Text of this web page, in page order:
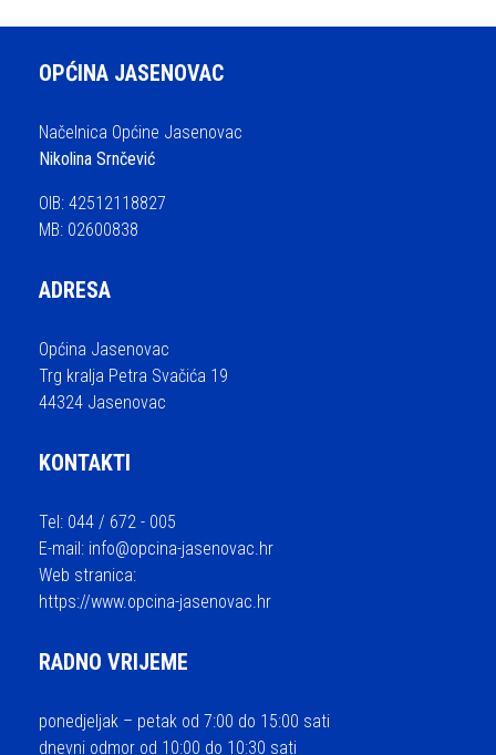
OPĆINA JASENOVAC
Načelnica Općine Jasenovac
Nikolina Srnčević
OIB: 42512118827
MB: 02600838
ADRESA
Općina Jasenovac
Trg kralja Petra Svačića 19
44324 Jasenovac
KONTAKTI
Tel: 044 / 672 - 005
E-mail: info@opcina-jasenovac.hr
Web stranica:
https://www.opcina-jasenovac.hr
RADNO VRIJEME
ponedjeljak – petak od 7:00 do 15:00 sati
dnevni odmor od 10:00 do 10:30 sati